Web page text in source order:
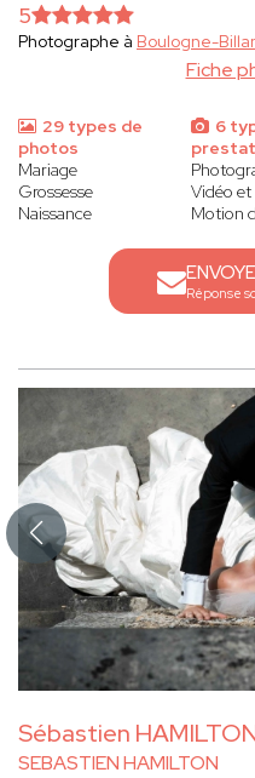
Fiche
5
Photographe à Boulogne-
29 types de
photos
Mariage
Grossesse
Naissance
6
Vidéo
Motion
Réponse
Sébastien
SEBASTIEN HAMILTON